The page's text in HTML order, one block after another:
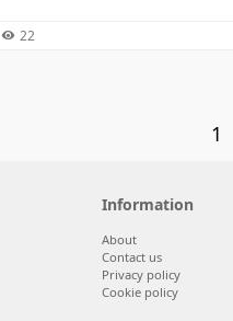
22
1
Information
About
Contact us
Privacy policy
Cookie policy